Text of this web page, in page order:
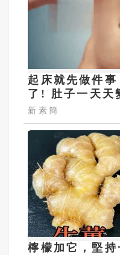
起床就先做件
了! 肚子一天天
新素簡
檸檬加它，堅持